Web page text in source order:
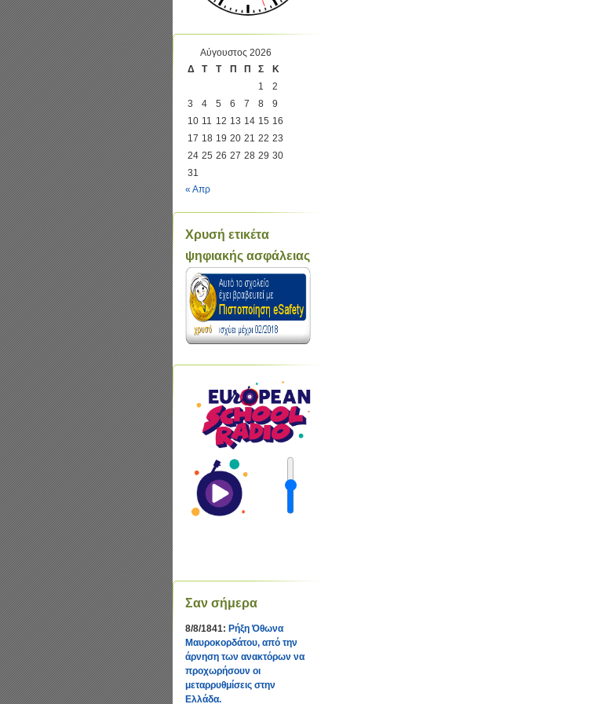
Αύγουστος 2026
Δ
Τ Τ Π Π Σ
Κ
1
2
3
4 5 6 7 8
9
10 11 12 13 14 15 16
17 18 19 20 21 22 23
24 25 26 27 28 29 30
31
« Απρ
Χρυσή ετικέτα
ψηφιακής ασφάλειας
Σαν σήμερα
8/8/1841: Ρήξη Όθωνα 
Μαυροκορδάτου, από την
άρνηση των ανακτόρων να
προχωρήσουν οι
μεταρρυθμίσεις στην
Ελλάδα.